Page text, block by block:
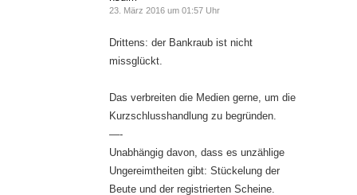
23. März 2016 um 01:57 Uhr
Drittens: der Bankraub ist nicht
missglückt.
Das verbreiten die Medien gerne, um die
Kurzschlusshandlung zu begründen.
—-
Unabhängig davon, dass es unzählige
Ungereimtheiten gibt: Stückelung der
Beute und der registrierten Scheine.